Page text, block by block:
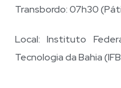
Transbordo: 07h30
Local: Instituto
Tecnologia da Bahia